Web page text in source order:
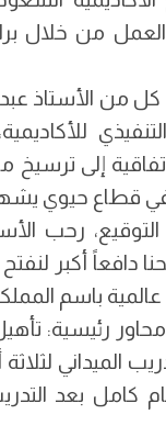
من خلال
إلى
في قطاع حيوي
رحب
دافعاً أكبر
باسم
محاور رئيسية:
كامل بعد